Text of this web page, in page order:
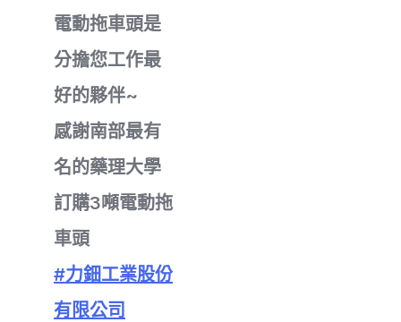
電動拖車頭是
分擔您工作最
好的夥伴~
感謝南部最有
名的藥理大學
訂購3噸電動拖
車頭
#力鈿工業股份
有限公司